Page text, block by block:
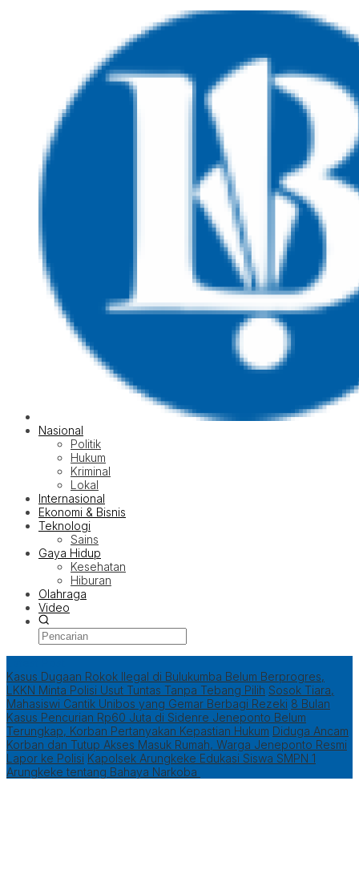
Nasional
Politik
Hukum
Kriminal
Lokal
Internasional
Ekonomi & Bisnis
Teknologi
Sains
Gaya Hidup
Kesehatan
Hiburan
Olahraga
Video
Kasus Dugaan Rokok Ilegal di Bulukumba Belum Berprogres,
LKKN Minta Polisi Usut Tuntas Tanpa Tebang Pilih Sosok Tiara,
Mahasiswi Cantik Unibos yang Gemar Berbagi Rezeki 8 Bulan
Kasus Pencurian Rp60 Juta di Sidenre Jeneponto Belum
Terungkap, Korban Pertanyakan Kepastian Hukum Diduga Ancam
Korban dan Tutup Akses Masuk Rumah, Warga Jeneponto Resmi
Lapor ke Polisi Kapolsek Arungkeke Edukasi Siswa SMPN 1
Arungkeke tentang Bahaya Narkoba